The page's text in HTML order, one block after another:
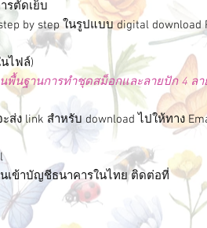
รตัดเย็บ
by step ในรูปแบบ digital download
ไฟล์)
พื้นฐานการทำชุดสม็อกและลายปัก 4 ลา
ส่ง link สำหรับ download ไปให้ทาง
นเข้าบัญชีธนาคารในไทย ติดต่อที่